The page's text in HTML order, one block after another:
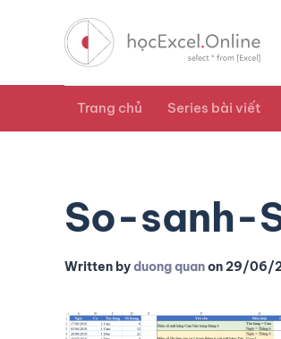
Trang chủ Series bài viết
So-sanh-
Written byduong quanon29/06/